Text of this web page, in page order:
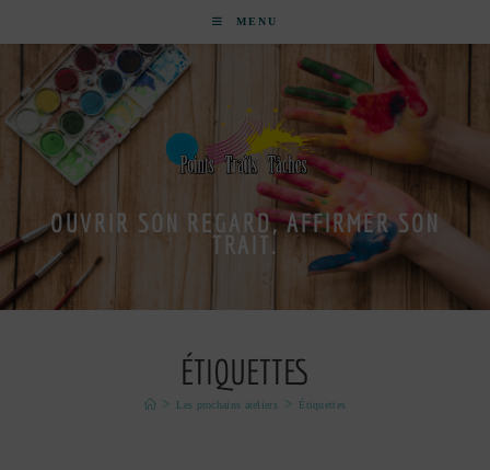
MENU
OUVRIR SON REGARD, AFFIRMER SON
TRAIT.
ÉTIQUETTES
> Les prochains ateliers > Étiquettes